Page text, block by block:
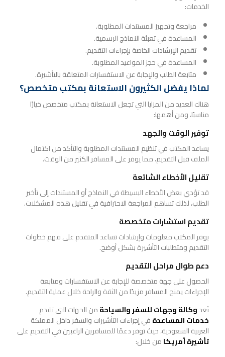
الخدمات:
مراجعة وتجهيز المستندات المطلوبة.
المساعدة في تعبئة النماذج الرسمية.
تقديم الإرشادات الخاصة بإجراءات التقديم.
المساعدة في حجز المواعيد المطلوبة.
متابعة الطلب والإجابة عن الاستفسارات المتعلقة بالتأشيرة.
لماذا يفضل الكثيرون الاستعانة بمكتب متخصص؟
هناك العديد من المزايا التي تجعل الاستعانة بمكتب متخصص خيارًا
مناسبًا، ومن أهمها:
توفير الوقت والجهد
يساعد المكتب في تنظيم المستندات المطلوبة والتأكد من اكتمال
الملف قبل التقديم، مما يوفر على المسافر الكثير من الوقت.
تقليل الأخطاء الشائعة
قد تؤدي بعض الأخطاء البسيطة في النماذج أو المستندات إلى تأخير
الطلب، لذلك تساهم المراجعة الاحترافية في تقليل هذه المشكلات.
تقديم استشارات متخصصة
يوفر المكتب معلومات وإرشادات تساعد المتقدم على فهم خطوات
التقديم ومتطلبات التأشيرة بشكل أوضح.
دعم طوال مراحل التقديم
الحصول على جهة متخصصة للإجابة عن الاستفسارات ومتابعة
الإجراءات يمنح المسافر مزيدًا من الثقة والراحة خلال عملية التقديم.
تُعدوكالة وجهات للسفر والسياحةمن الجهات التي تقدم
خدمات المساعدةفي إجراءات التأشيرات والسفر داخل المملكة
العربية السعودية، حيث توفر دعمًا للمسافرين الراغبين في التقديم على
تأشيرة أمريكامن خلال: